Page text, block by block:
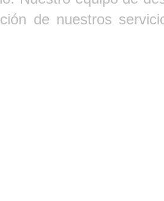
de nuestros